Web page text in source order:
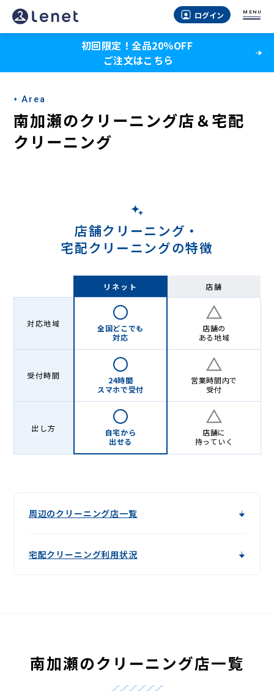
南
加
の
宅
配
ク
Lenet〈リ
ログイン MENU
初回限定！全品20％OFF
ご注文はこちら
Area
南加瀬のクリーニング店＆宅配
クリーニング
店舗クリーニング・
宅配クリーニングの特徴
リネット 店舗
対応地域
全国どこでも
対応
店舗の
ある地域
受付時間
24時間
スマホで受付
営業時間内で
受付
出し方
自宅から
出せる
店舗に
持っていく
周辺のクリーニング店一覧
宅配クリーニング利用状況
南加瀬のクリーニング店一覧